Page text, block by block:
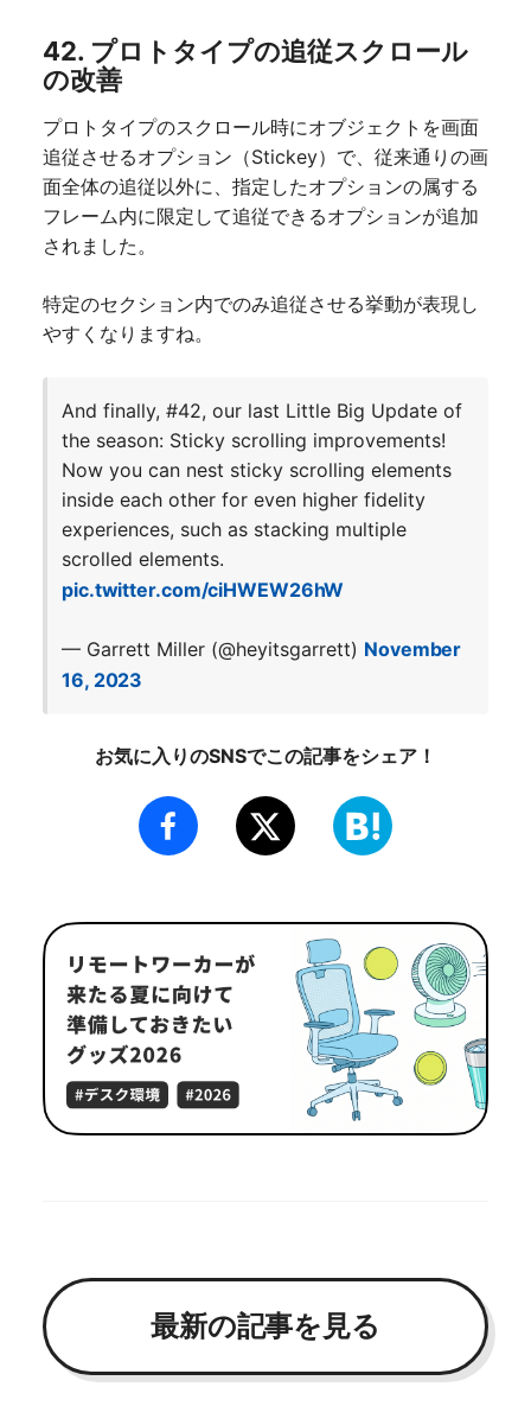
42. プロトタイプの追従スクロール
の改善
プロトタイプのスクロール時にオブジェクトを画面
追従させるオプション（Stickey）で、従来通りの画
面全体の追従以外に、指定したオプションの属する
フレーム内に限定して追従できるオプションが追加
されました。
特定のセクション内でのみ追従させる挙動が表現し
やすくなりますね。
And finally, #42, our last Little Big Update of
the season: Sticky scrolling improvements!
Now you can nest sticky scrolling elements
inside each other for even higher fidelity
experiences, such as stacking multiple
scrolled elements.
pic.twitter.com/ciHWEW26hW
— Garrett Miller (@heyitsgarrett) November
16, 2023
お気に入りのSNSでこの記事をシェア！
最新の記事を見る